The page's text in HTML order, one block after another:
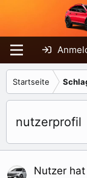
Startseite
nutzerprofil
Nutzer